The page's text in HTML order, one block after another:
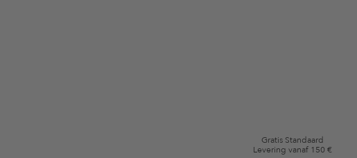
Gratis Standaard
Levering vanaf 150 €